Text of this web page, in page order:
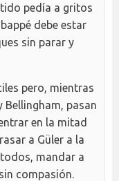
pedía a gritos
debe estar
sin parar y
pero, mientras
Bellingham, pasan
en la mitad
a Güler a la
mandar a
compasión.